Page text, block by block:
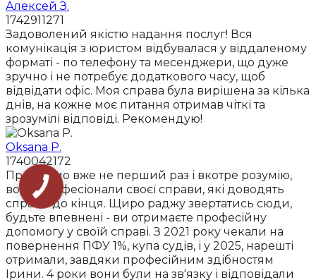
Алексей З.
1742911271
Задоволений якістю надання послуг! Вся
комунікація з юристом відбувалася у віддаленому
форматі - по телефону та месенджери, що дуже
зручно і не потребує додаткового часу, щоб
відвідати офіс. Моя справа була вирішена за кілька
днів, на кожне моє питання отримав чіткі та
зрозумілі відповіді. Рекомендую!
Oksana P.
1740042172
Працюємо вже не перший раз і вкотре розумію,
вони професіонали своєї справи, які доводять
справи до кінця. Щиро раджу звертатись сюди,
будьте впевнені - ви отримаєте професійну
допомогу у своїй справі. З 2021 року чекали на
повернення ПФУ 1%, купа судів, і у 2025, нарешті
отримали, завдяки професійним здібностям
Ірини. 4 роки вони були на зв'язку і відповідали